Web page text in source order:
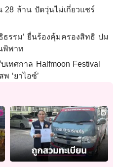
28 ล้าน ปัดวุ่นไม่เกี่ยวแชร์
ธรรม’ ยื่นร้องคุ้มครองสิทธิ ปม
พิพาท
บเทศกาล Halfmoon Festival
‘ยาไอซ์’